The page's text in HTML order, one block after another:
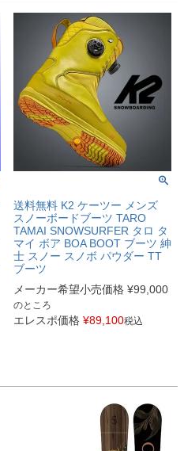
送料無料 K2 ケーツー メンズ
スノーボードブーツ TARO
TAMAI SNOWSURFER タロ タ
マイ ボア BOA BOOT ブーツ 紳
士 スノー スノボ パウダー TT
ブーツ
メーカー希望小売価格 ¥99,000
のところ
エレスポ価格 ¥89,100税込